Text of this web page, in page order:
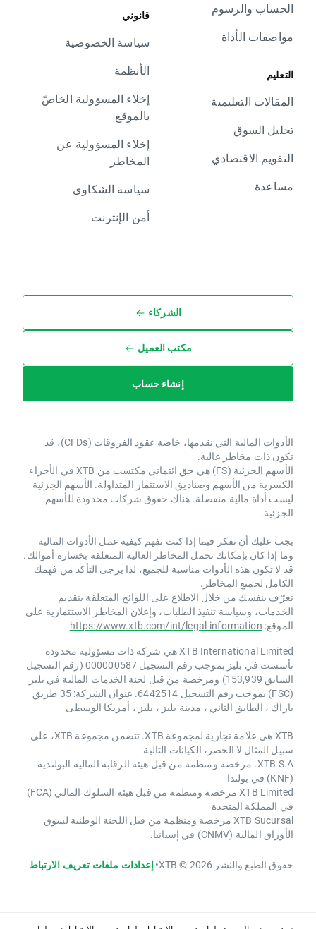
الحساب والرسوم
مواصفات الأداة
التعليم
المقالات التعليمية
تحليل السوق
التقويم الاقتصادي
مساعدة
قانوني
سياسة الخصوصية
الأنظمة
إخلاء المسؤولية الخاصّ
بالموقع
إخلاء المسؤولية عن
المخاطر
سياسة الشكاوى
أمن الإنترنت
الشركاء
مكتب العميل
إنشاء حساب
الأدوات المالية التي نقدمها، خاصة عقود الفروقات (CFDs)، قد
تكون ذات مخاطر عالية.
الأسهم الجزئية (FS) هي حق ائتماني مكتسب من XTB ​​في الأجزاء
الكسرية من الأسهم وصناديق الاستثمار المتداولة. الأسهم الجزئية
ليست أداة مالية منفصلة. هناك حقوق شركات محدودة للأسهم
الجزئية.
يجب عليك أن تفكر فيما إذا كنت تفهم كيفية عمل الأدوات المالية
وما إذا كان بإمكانك تحمل المخاطر العالية المتعلقة بخسارة أموالك.
قد لا تكون هذه الأدوات مناسبة للجميع، لذا يرجى التأكد من فهمك
الكامل لجميع المخاطر.
تعرّف بنفسك من خلال الاطلاع على اللوائح المتعلقة بتقديم
الخدمات، وسياسة تنفيذ الطلبات، وإعلان المخاطر الاستثمارية على
الموقع: https://www.xtb.com/int/legal-information
XTB International Limited هي شركة ذات مسؤولية محدودة
تأسست في بليز بموجب رقم التسجيل 000000587 (رقم التسجيل
السابق 153,939) ومرخصة من قبل لجنة الخدمات المالية في بليز
(FSC) بموجب رقم التسجيل 6442514. عنوان الشركة: 35 طريق
باراك ، الطابق الثاني ، مدينة بليز ، بليز ، أمريكا الوسطى
XTB هي علامة تجارية لمجموعة XTB. تتضمن مجموعة XTB، على
سبيل المثال لا الحصر، الكيانات التالية:
XTB S.A. مرخصة ومنظمة من قبل هيئة الرقابة المالية البولندية
(KNF) في بولندا
XTB Limited مرخصة ومنظمة من قبل هيئة السلوك المالي (FCA)
في المملكة المتحدة
XTB Sucursal مرخصة ومنظمة من قبل اللجنة الوطنية لسوق
الأوراق المالية (CNMV) في إسبانيا.
حقوق الطبع والنشر 2026 © XTB •إعدادات ملفات تعريف الارتباط